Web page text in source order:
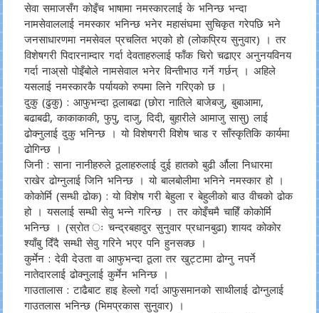
सेवा समाजसँग कोइँच भाषामा नमस्कारलाई के भनिन्छ भन्दा
नामसेवाललाई नमस्कार भनिन्छ भनेर महासंघमा सुचिकृत गरेपछि भने
जनसाधारणमा नमसेवल प्रचलित भएको हो (लोकप्रिय सुनुवार) । तर
विशेषगरी पिदारनाम्दार गर्दा देवताहरुलाई फाँक चिरो चढाएर अनुनयविनय
गर्दा नाअ्सो पोइँबोले नामसेवाल भनेर विन्तीभाउ गर्ने गर्छन् । अहिले
यसलाई नमस्कारकै पर्यायको रुपमा लिने गरिएको छ ।
दुकु (ढुकु) : आफुभन्दा ठूलाबढा (छोरा नातिले बाजेबजु, बुबाआमा,
बढाबढी, काकाकाकी, फुपु, दाजु, दिदी, बुहारीले आमाजु सासु) लाई
ढोक्नुलाई दुकु भनिन्छ । यो विशेषगरी विशेष चाड र साँस्कृतिकि कार्यमा
ढोगिन्छ ।
जिनी : साना नानीहरुले ठूलाहरुलाई दुई हातको बुढी र्औला निधारमा
राखेर ढोग्नुलाई जिनि भनिन्छ । यो बालबोलीमा भनिने नमस्कार हो ।
कोकोर्मि (सम्धी ढोक) : यो विशेष गरी बेहुला र बेहुलीको बाउ वीचको ढोक
हो । यसलाई सम्धी सेवु भन्ने गरिन्छ । तर कोइँचमै चाहिँ कोकोर्मि
भनिन्छ । (स्रोत ः चन्द्रबहादुर सुनुवार प्रधानबुढा) शायद कोकोर
श्याँबु दिँदै सम्धी सेवु गरिने भएर पनि हुनसक्छ ।
कुर्मेन : देवी देउता वा आफुभन्दा ठूला तर खुट्टामा ढोग्नु नपर्ने
नातेदारलाई ढोक्नुलाई कुर्मेन भनिन्छ ।
गाउतालास : टाढैबाट हाइ हेल्लो गर्दा आफुसमानको साथीलाई ढोग्नुलाई
गाउतलास भनिन्छ (भिमप्रकास सुनुवार) ।